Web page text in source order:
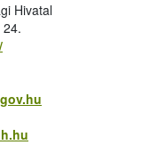
Hivatal